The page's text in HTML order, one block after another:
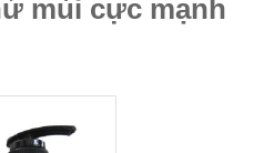
mùi cực mạnh